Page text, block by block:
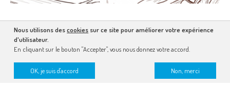
Nous utilisons descookies sur ce site pour améliorer votre expérience
d'utilisateur.
En cliquant sur le bouton "Accepter", vous nous donnez votre accord.
OK, je suis d'accord Non, merci